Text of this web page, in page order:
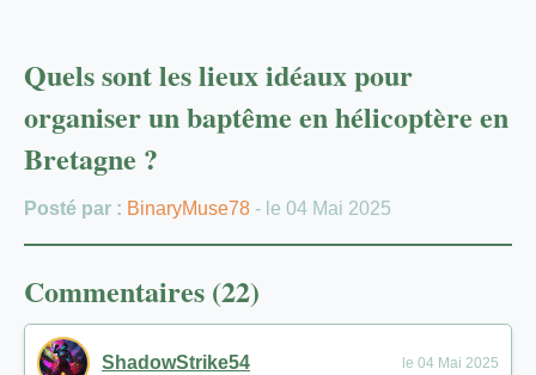
Quels sont les lieux idéaux pour
organiser un baptême en hélicoptère en
Bretagne ?
Posté par : BinaryMuse78 - le 04 Mai 2025
Commentaires (22)
ShadowStrike54 le 04 Mai 2025